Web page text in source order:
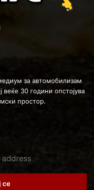
за автомобилизам
30 години опстојува
простор.